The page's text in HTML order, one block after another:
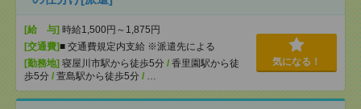
[給 与] 時給1,500円～1,875円
[交通費]■ 交通費規定内支給 ※派遣先による
[勤務地] 寝屋川市駅から徒歩5分 / 香里園駅から徒
歩5分 / 萱島駅から徒歩5分 / …
気になる！